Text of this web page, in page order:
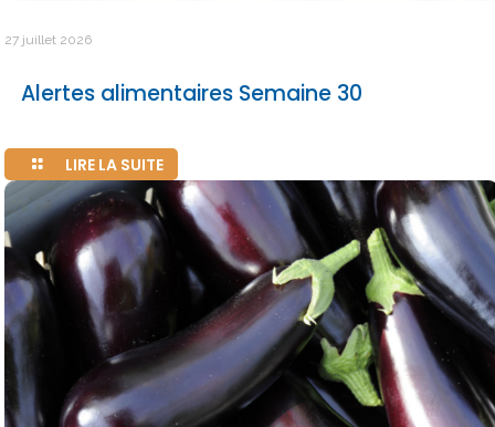
27 juillet 2026
Alertes alimentaires Semaine 30
LIRE LA SUITE